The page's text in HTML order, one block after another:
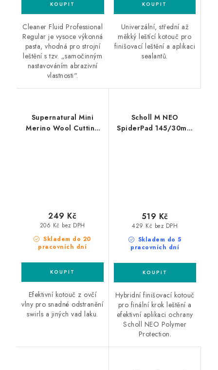
Cleaner Fluid Professional
Regular je vysoce výkonná
pasta, vhodná pro strojní
leštění s tzv. „samočinným
nastavováním abrazivní
vlastnosti“.
Univerzální, střední až
měkký leštící kotouč pro
finišovací leštění a aplikaci
sealantů.
Supernatural Mini
Merino Wool Cutting
Skladem do 20
pracovních dní
206 Kč bez DPH
249 Kč
Efektivní kotouč z ovčí
vlny pro snadné odstranění
swirls a jiných vad laku.
Scholl M NEO
SpiderPad 145/30mm
Skladem do 5
pracovních dní
429 Kč bez DPH
519 Kč
Hybridní finišovací kotouč
pro finální krok leštění a
efektivní aplikaci ochrany
Scholl NEO Polymer
Protection.